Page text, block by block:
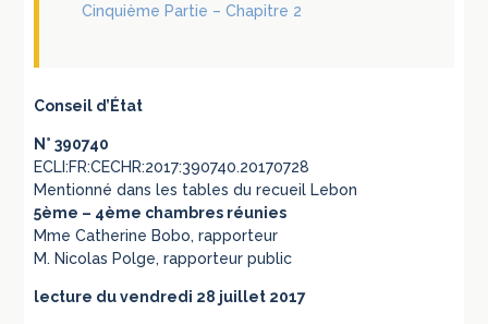
Cinquième Partie – Chapitre 2
Conseil d’État
N° 390740
ECLI:FR:CECHR:2017:390740.20170728
Mentionné dans les tables du recueil Lebon
5ème – 4ème chambres réunies
Mme Catherine Bobo, rapporteur
M. Nicolas Polge, rapporteur public
lecture du vendredi 28 juillet 2017